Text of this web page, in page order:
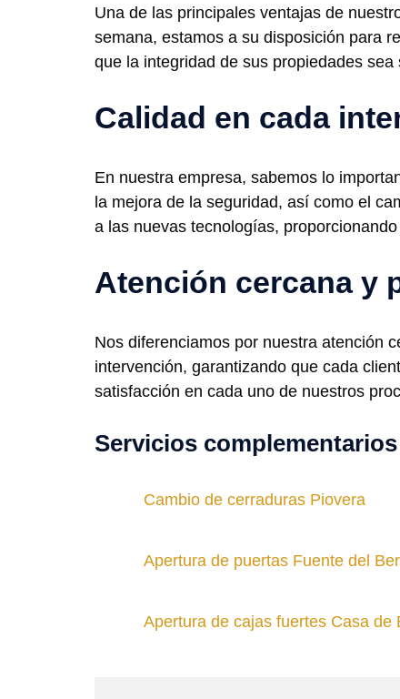
Una de las principales ventajas de
semana, estamos a su disposición para
que la integridad de sus propiedades sea
Calidad en cada
En nuestra empresa, sabemos lo
la mejora de la seguridad, así como el
a las nuevas tecnologías,
Atención cercana y
Nos diferenciamos por nuestra atención
intervención, garantizando que cada
satisfacción en cada uno de nuestros
Servicios
Cambio de cerraduras Piovera
Apertura de puertas Fuente del
Apertura de cajas fuertes Casa de